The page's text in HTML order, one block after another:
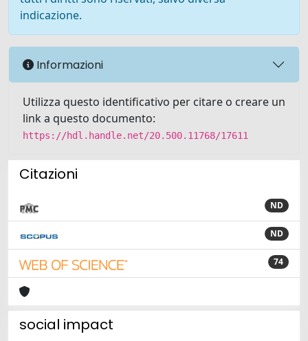
indicazione.
Informazioni
Utilizza questo identificativo per citare o creare un
link a questo documento:
https://hdl.handle.net/20.500.11768/17611
Citazioni
ND
ND
74
social impact